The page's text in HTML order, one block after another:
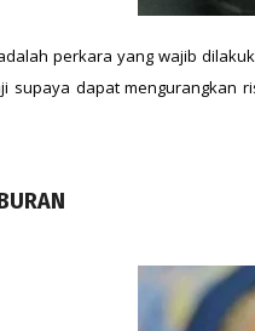
perkara yang wajib
supaya dapat mengurangkan